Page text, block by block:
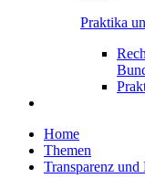
Praktika
Home
Themen
Transparenz